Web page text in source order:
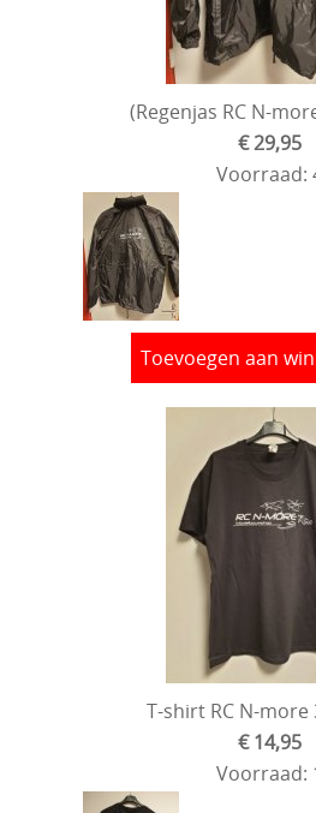
(Regenjas RC N-
€ 29,95
Voorraad:
Toevoegen aan
T-shirt RC N-more
€ 14,95
Voorraad: